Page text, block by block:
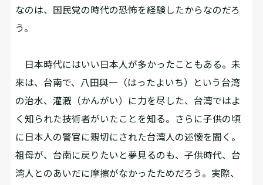
なのは、国民党の時代の恐怖を経験したからなのだろ
う。
日本時代にはいい日本人が多かったこともある。未
來は、台南で、八田與一（はったよいち）という台湾
の治水、灌漑（かんがい）に力を尽した、台湾ではよ
く知られた技術者がいたことを知る。さらに子供の頃
に日本人の警官に親切にされた台湾人の述懐を聞く。
祖母が、台南に戻りたいと夢見るのも、子供時代、台
湾人とのあいだに摩擦がなかったためだろう。実際、